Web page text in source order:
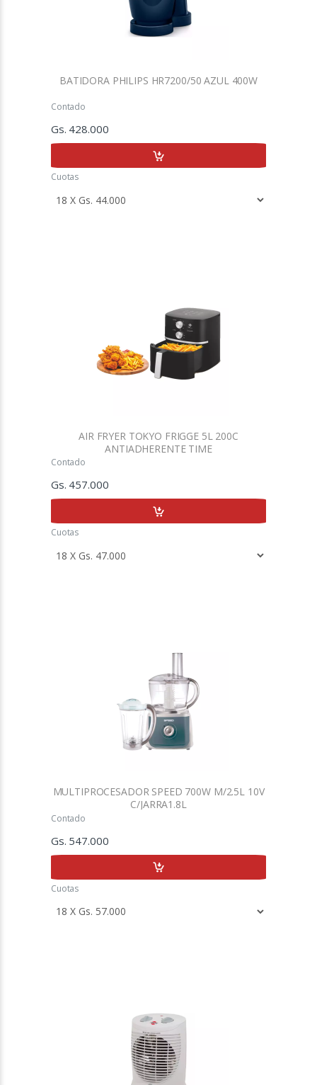
BATIDORA PHILIPS HR7200/50 AZUL 400W
Contado
Gs. 428.000
Cuotas
AIR FRYER TOKYO FRIGGE 5L 200C
ANTIADHERENTE TIME
Contado
Gs. 457.000
Cuotas
MULTIPROCESADOR SPEED 700W M/2.5L 10V
C/JARRA1.8L
Contado
Gs. 547.000
Cuotas